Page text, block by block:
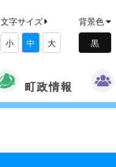
文字サイズ
小 中 大
背景色
町政情報